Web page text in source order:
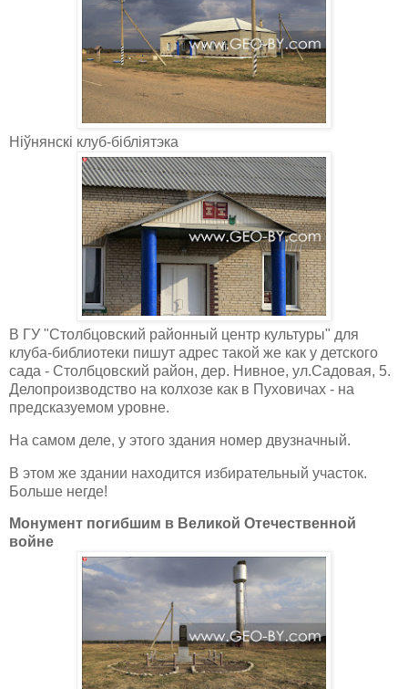
Ніўнянскі клуб-бібліятэка
В ГУ "Столбцовский районный центр культуры" для
клуба-библиотеки пишут адрес такой же как у детского
сада - Столбцовский район, дер. Нивное, ул.Садовая, 5.
Делопроизводство на колхозе как в Пуховичах - на
предсказуемом уровне.
На самом деле, у этого здания номер двузначный.
В этом же здании находится избирательный участок.
Больше негде!
Монумент погибшим в Великой Отечественной
войне